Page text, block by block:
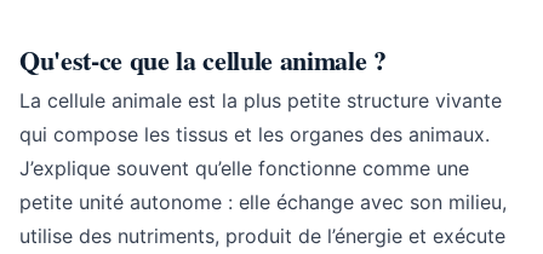
Qu'est-ce que la cellule animale ?
La cellule animale est la plus petite structure vivante
qui compose les tissus et les organes des animaux.
J’explique souvent qu’elle fonctionne comme une
petite unité autonome : elle échange avec son milieu,
utilise des nutriments, produit de l’énergie et exécute